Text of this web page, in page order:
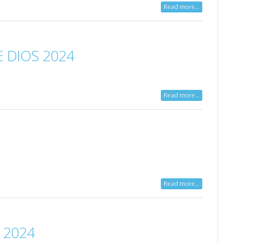
Read more...
DIOS 2024
Read more...
Read more...